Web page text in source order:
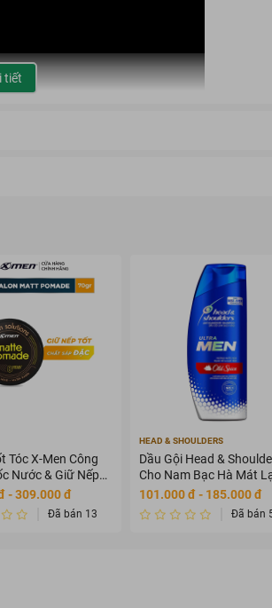
hiệu quả làm sạch và chăm sóc da, đây là
da hàng ngày của bạn
tiết
Tóc X-Men Công
Nước & Giữ Nếp
- 309.000 đ
Đã bán 13
HEAD & SHOULDERS
Dầu Gội Head &
Cho Nam Bạc Hà Mát
650ml
101.000 đ - 185.000 đ
Đã bán